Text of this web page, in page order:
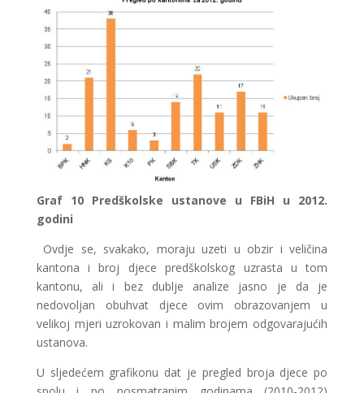
Graf 10 Predškolske ustanove u FBiH u 2012.
godini
Ovdje se, svakako, moraju uzeti u obzir i veličina
kantona i broj djece predškolskog uzrasta u tom
kantonu, ali i bez dublje analize jasno je da je
nedovoljan obuhvat djece ovim obrazovanjem u
velikoj mjeri uzrokovan i malim brojem odgovarajućih
ustanova.
U sljedećem grafikonu dat je pregled broja djece po